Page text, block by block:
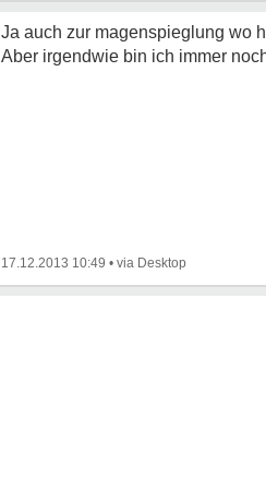
Ja auch zur magenspieglung wo
Aber irgendwie bin ich immer
17.12.2013 10:49 •